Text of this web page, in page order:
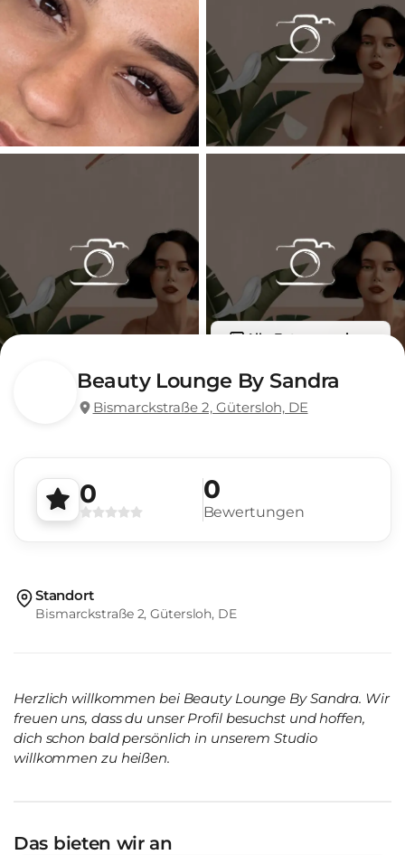
Alle Fotos anzeigen
Beauty Lounge By Sandra
Bismarckstraße 2, Gütersloh, DE
0 0
Bewertungen
Standort
Bismarckstraße 2, Gütersloh, DE
Herzlich willkommen bei Beauty Lounge By Sandra. Wir
freuen uns, dass du unser Profil besuchst und hoffen,
dich schon bald persönlich in unserem Studio
willkommen zu heißen.
Das bieten wir an